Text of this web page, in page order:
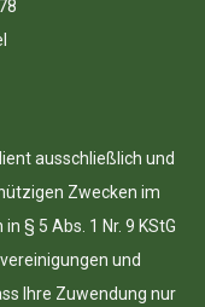
ausschließlich und
Zwecken im
§ 5 Abs. 1 Nr. 9 KStG
und
Ihre Zuwendung nur